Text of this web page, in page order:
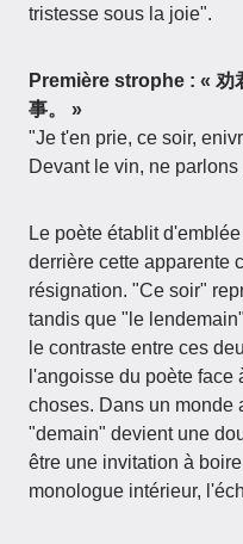
tristesse sous la joie".
Première strophe : « 劝
事。 »
"Je t'en prie, ce soir,
Devant le vin, ne
Le poète établit
derrière cette apparente
résignation. "Ce soir"
tandis que "le
le contraste entre ces
l'angoisse du poète
choses. Dans un monde
"demain" devient une
être une invitation à
monologue intérieur,